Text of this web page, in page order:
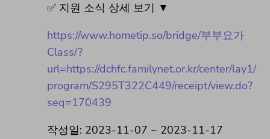
✅ 지원 소식 상세 보기 ▼
https://www.hometip.so/bridge/부부요가
Class/?
url=https://dchfc.familynet.or.kr/center/lay1/
program/S295T322C449/receipt/view.do?
seq=170439
작성일: 2023-11-07 ~ 2023-11-17